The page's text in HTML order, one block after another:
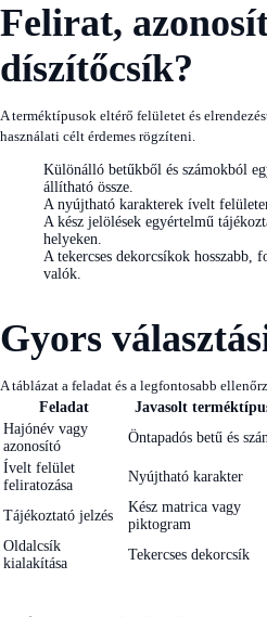
Felirat,
díszítőcsík?
A terméktípusok eltérő felületet és
használati célt érdemes rögzíteni.
Különálló betűkből és számokból
állítható össze.
A nyújtható karakterek ívelt
A kész jelölések egyértelmű
helyeken.
A tekercses dekorcsíkok hosszabb,
valók.
Gyors
A táblázat a feladat és a legfontosabb
Feladat
Javasolt
Hajónév vagy
azonosító
Öntapadós betű és
Ívelt felület
feliratozása
Nyújtható karakter
Tájékoztató jelzés
Kész matrica vagy
piktogram
Oldalcsík
kialakítása
Tekercses dekorcsík